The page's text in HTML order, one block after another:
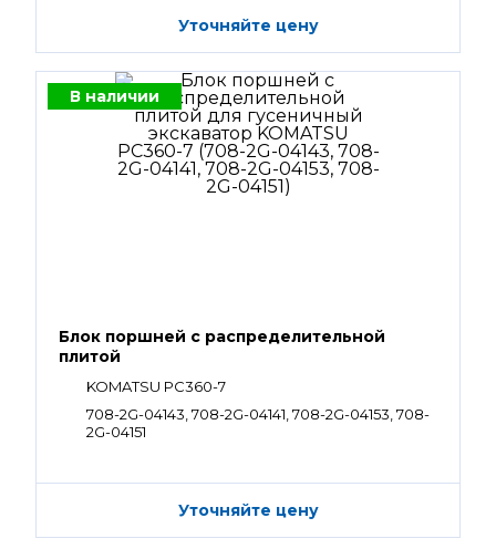
Уточняйте цену
В наличии
Блок поршней c распределительной
плитой
KOMATSU PC360-7
708-2G-04143, 708-2G-04141, 708-2G-04153, 708-
2G-04151
Уточняйте цену